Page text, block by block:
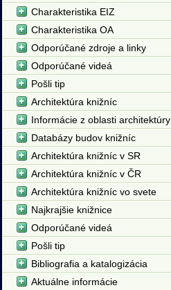
Charakteristika EIZ
Charakteristika OA
Odporúčané zdroje a linky
Odporúčané videá
Pošli tip
Architektúra knižníc
Informácie z oblasti architektúry
Databázy budov knižníc
Architektúra knižníc v SR
Architektúra knižníc v ČR
Architektúra knižníc vo svete
Najkrajšie knižnice
Odporúčané videá
Pošli tip
Bibliografia a katalogizácia
Aktuálne informácie